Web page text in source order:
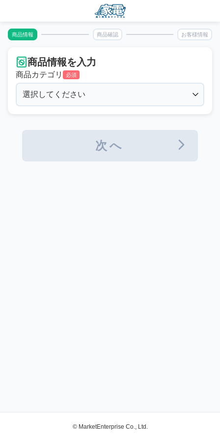
商品情報 商品確認 お客様情報
商品情報を入力
商品カテゴリ 必須
次へ
© MarketEnterprise Co., Ltd.